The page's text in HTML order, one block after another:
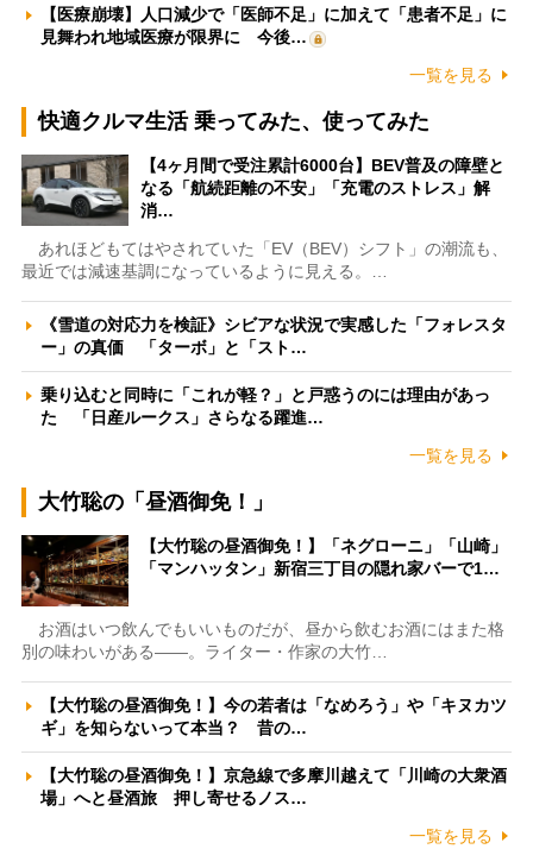
【医療崩壊】人口減少で「医師不足」に加えて「患者不足」に
見舞われ地域医療が限界に 今後…
一覧を見る
快適クルマ生活 乗ってみた、使ってみた
【4ヶ月間で受注累計6000台】BEV普及の障壁と
なる「航続距離の不安」「充電のストレス」解
消…
あれほどもてはやされていた「EV（BEV）シフト」の潮流も、
最近では減速基調になっているように見える。…
《雪道の対応力を検証》シビアな状況で実感した「フォレスタ
ー」の真価 「ターボ」と「スト…
乗り込むと同時に「これが軽？」と戸惑うのには理由があっ
た 「日産ルークス」さらなる躍進…
一覧を見る
大竹聡の「昼酒御免！」
【大竹聡の昼酒御免！】「ネグローニ」「山崎」
「マンハッタン」新宿三丁目の隠れ家バーで1…
お酒はいつ飲んでもいいものだが、昼から飲むお酒にはまた格
別の味わいがある――。ライター・作家の大竹…
【大竹聡の昼酒御免！】今の若者は「なめろう」や「キヌカツ
ギ」を知らないって本当？ 昔の…
【大竹聡の昼酒御免！】京急線で多摩川越えて「川崎の大衆酒
場」へと昼酒旅 押し寄せるノス…
一覧を見る